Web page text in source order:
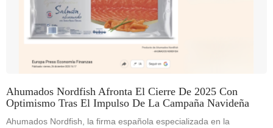
Ahumados Nordfish Afronta El Cierre De 2025 Con
Optimismo Tras El Impulso De La Campaña Navideña
Ahumados Nordfish, la firma española especializada en la